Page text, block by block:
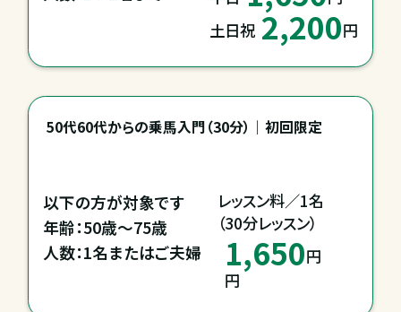
土日祝 2,200円
50代60代からの乗馬入門（30分）｜初回限定
以下の方が対象です
年齢：50歳～75歳
人数：1名またはご夫婦
レッスン料／1名
（30分レッスン）
1,650円
円